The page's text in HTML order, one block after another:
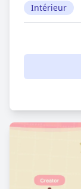
Intérieur